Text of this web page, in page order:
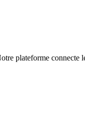
plateforme connecte